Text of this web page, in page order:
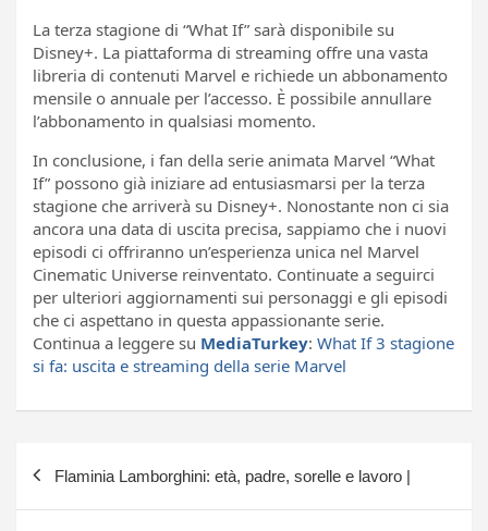
La terza stagione di “What If” sarà disponibile su
Disney+. La piattaforma di streaming offre una vasta
libreria di contenuti Marvel e richiede un abbonamento
mensile o annuale per l’accesso. È possibile annullare
l’abbonamento in qualsiasi momento.
In conclusione, i fan della serie animata Marvel “What
If” possono già iniziare ad entusiasmarsi per la terza
stagione che arriverà su Disney+. Nonostante non ci sia
ancora una data di uscita precisa, sappiamo che i nuovi
episodi ci offriranno un’esperienza unica nel Marvel
Cinematic Universe reinventato. Continuate a seguirci
per ulteriori aggiornamenti sui personaggi e gli episodi
che ci aspettano in questa appassionante serie.
Continua a leggere su MediaTurkey: What If 3 stagione
si fa: uscita e streaming della serie Marvel
Flaminia Lamborghini: età, padre, sorelle e lavoro |